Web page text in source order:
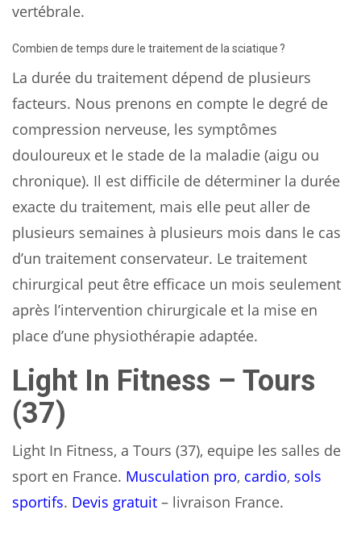
vertébrale.
Combien de temps dure le traitement de la sciatique ?
La durée du traitement dépend de plusieurs
facteurs. Nous prenons en compte le degré de
compression nerveuse, les symptômes
douloureux et le stade de la maladie (aigu ou
chronique). Il est difficile de déterminer la durée
exacte du traitement, mais elle peut aller de
plusieurs semaines à plusieurs mois dans le cas
d’un traitement conservateur. Le traitement
chirurgical peut être efficace un mois seulement
après l’intervention chirurgicale et la mise en
place d’une physiothérapie adaptée.
Light In Fitness – Tours
(37)
Light In Fitness, a Tours (37), equipe les salles de
sport en France. Musculation pro, cardio, sols
sportifs. Devis gratuit – livraison France.